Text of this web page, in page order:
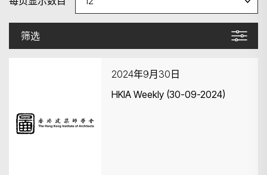
筛选
2024年9月30日
HKIA Weekly (30-09-2024)